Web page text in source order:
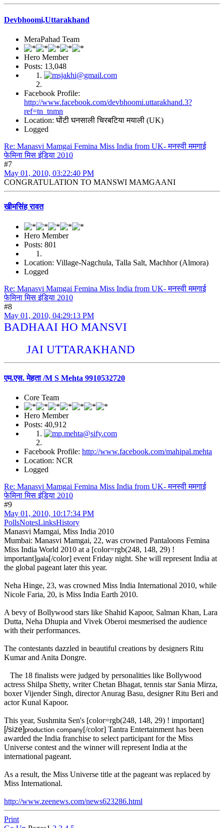
Devbhoomi,Uttarakhand
MeraPahad Team
Hero Member
Posts: 13,048
Facebook Profile:
http://www.facebook.com/devbhoomi.uttarakhand.3?
ref=tn_tnmn
Location: घोंटी घनसाली चिरबटिया मयाली (UK)
Logged
Re: Manasvi Mamgai Femina Miss India from UK- मनस्वी ममगाई
फेमिना मिस इंडिया 2010
#7
May 01, 2010, 03:22:40 PM
CONGRATULATION TO MANSWI MAMGAANI
खीमसिंह रावत
Hero Member
Posts: 801
Location: Village-Nagchula, Talla Salt, Machhor (Almora)
Logged
Re: Manasvi Mamgai Femina Miss India from UK- मनस्वी ममगाई
फेमिना मिस इंडिया 2010
#8
May 01, 2010, 04:29:13 PM
BADHAAI HO MANSVI
JAI UTTARAKHAND
एम.एस. मेहता /M S Mehta 9910532720
Core Team
Hero Member
Posts: 40,912
Facebook Profile: http://www.facebook.com/mahipal.mehta
Location: NCR
Logged
Re: Manasvi Mamgai Femina Miss India from UK- मनस्वी ममगाई
फेमिना मिस इंडिया 2010
#9
May 01, 2010, 10:17:34 PM
PollsNotesLinksHistory
Manasvi Mamgai, Miss India 2010
Mumbai: Manasvi Mamgai, 22, was crowned Pantaloons Femina
Miss India World 2010 at a [color=rgb(248, 148, 29) !
important]gala[/color] event Friday night. She will represent India at
the global pageant later this year.
Neha Hinge, 23, was crowned Miss India International 2010, while
Nicole Faria, 20, is Miss India Earth 2010.
A bevy of Bollywood stars like Shahid Kapoor, Salman Khan, Lara
Dutta, Neha Dhupia and Vivek Oberoi mesmerised the audience
with their performances.
The contestants dazzled in beautiful creations by designers Ritu
Kumar and Anita Dongre.
The 18 finalists were judged by personalities like Bollywood
actress Shilpa Shetty, writer Chetan Bhagat, tennis star Sania Mirza,
boxer Vijender Singh, director Anurag Basu, designer Ritu Beri and
actor Kunal Kapoor.
This year, Sushmita Sen's [color=rgb(248, 148, 29) ! important]
[/size]production company[/color] Tantra Entertainment has been
awarded the India franchise to select participant for the Miss
Universe contest and the winner will represent India at the
international pageant.
As a result, the Miss Universe title at the pageant was replaced by
Miss International.
http://www.zeenews.com/news623286.html
Print